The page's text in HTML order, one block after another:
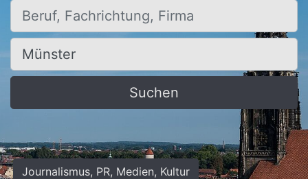
Beruf, Fachrichtung, Firma
Ort, Stadt
Suchen
Journalismus, PR, Medien, Kultur